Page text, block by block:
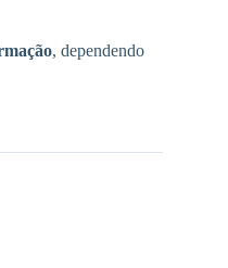
, dependendo